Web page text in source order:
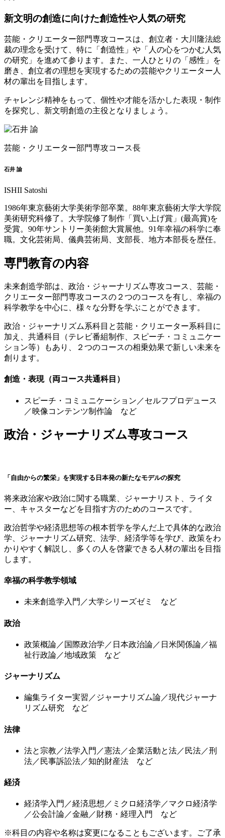
新文明の創造に向けた創造性や人気の研究
芸能・クリエーター部門専攻コースは、創立者・大川隆法総
裁の理念を受けて、特に「創造性」や「人の心をつかむ人気
の研究」を進めて参ります。また、一人ひとりの「感性」を
磨き、創立者の理想を実現するための芸能やクリエーター人
材の輩出を目指します。
チャレンジ精神をもって、個性や才能を活かした表現・制作
を探究し、新文明創造の主役となりましょう。
芸能・クリエーター部門専攻コース長
石井 諭
ISHII Satoshi
1986年東京藝術大学美術学部卒業。88年東京藝術大学大学院
美術研究科修了。大学院修了制作「買い上げ賞」(最高賞)を
受賞。90年サントリー美術館大賞展他。91年幸福の科学に奉
職。文化芸術局、儀典芸術局、支部長、地方本部長を歴任。
専門教育の内容
未来創造学部は、政治・ジャーナリズム専攻コース、芸能・
クリエーター部門専攻コースの２つのコースを有し、幸福の
科学教学を中心に、様々な分野を学ぶことができます。
政治・ジャーナリズム系科目と芸能・クリエーター系科目に
加え、共通科目（テレビ番組制作、スピーチ・コミュニケー
ション等）もあり、２つのコースの相乗効果で新しい未来を
創ります。
創造・表現（両コース共通科目）
スピーチ・コミュニケーション／セルフプロデュース
／映像コンテンツ制作論 など
政治・ジャーナリズム専攻コース
「自由からの繁栄」を実現する日本発の新たなモデルの探究
将来政治家や政治に関する職業、ジャーナリスト、ライタ
ー、キャスターなどを目指す方のためのコースです。
政治哲学や経済思想等の根本哲学を学んだ上で具体的な政治
学、ジャーナリズム研究、法学、経済学等を学び、政策をわ
かりやすく解説し、多くの人を啓蒙できる人材の輩出を目指
します。
幸福の科学教学領域
未来創造学入門／大学シリーズゼミ など
政治
政策概論／国際政治学／日本政治論／日米関係論／福
祉行政論／地域政策 など
ジャーナリズム
編集ライター実習／ジャーナリズム論／現代ジャーナ
リズム研究 など
法律
法と宗教／法学入門／憲法／企業活動と法／民法／刑
法／民事訴訟法／知的財産法 など
経済
経済学入門／経済思想／ミクロ経済学／マクロ経済学
／公会計論／金融／財務・経理入門 など
※科目の内容や名称は変更になることもございます。ご了承